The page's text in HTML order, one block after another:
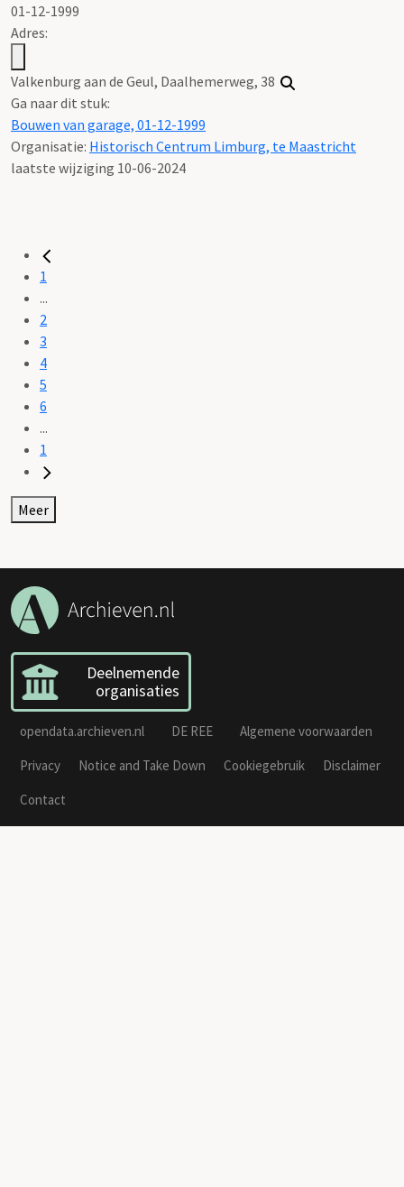
01-12-1999
Adres:
Valkenburg aan de Geul, Daalhemerweg, 38
Ga naar dit stuk:
Bouwen van garage, 01-12-1999
Organisatie: Historisch Centrum Limburg, te Maastricht
laatste wijziging 10-06-2024
1
...
2
3
4
5
6
...
1
Meer
Deelnemende
organisaties
opendata.archieven.nl DE REE
Algemene voorwaarden
Privacy
Notice and Take Down Cookiegebruik
Disclaimer
Contact